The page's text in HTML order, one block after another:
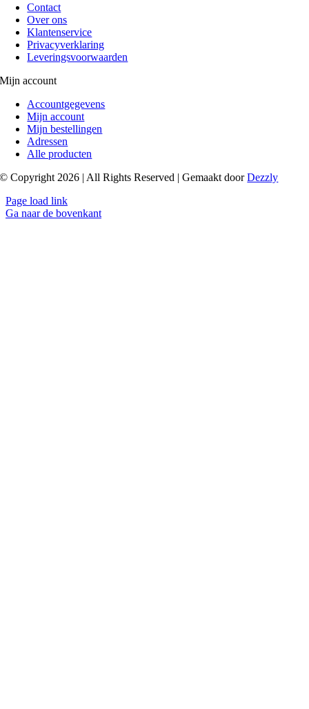
Contact
Over ons
Klantenservice
Privacyverklaring
Leveringsvoorwaarden
Mijn account
Accountgegevens
Mijn account
Mijn bestellingen
Adressen
Alle producten
© Copyright 2026 | All Rights Reserved | Gemaakt doorDezzly
Page load link
Ga naar de bovenkant